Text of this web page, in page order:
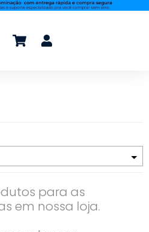
para as
em nossa loja.